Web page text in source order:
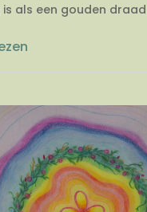
is als een gouden